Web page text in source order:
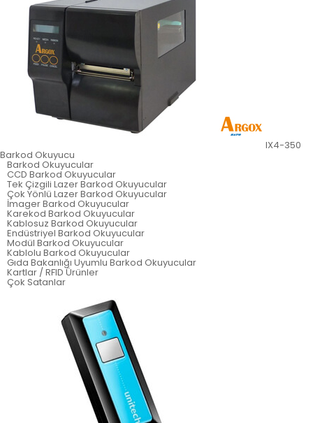
IX4-350
Barkod Okuyucu
Barkod Okuyucular
CCD Barkod Okuyucular
Tek Çizgili Lazer Barkod Okuyucular
Çok Yönlü Lazer Barkod Okuyucular
İmager Barkod Okuyucular
Karekod Barkod Okuyucular
Kablosuz Barkod Okuyucular
Endüstriyel Barkod Okuyucular
Modül Barkod Okuyucular
Kablolu Barkod Okuyucular
Gıda Bakanlığı Uyumlu Barkod Okuyucular
Kartlar / RFID Ürünler
Çok Satanlar